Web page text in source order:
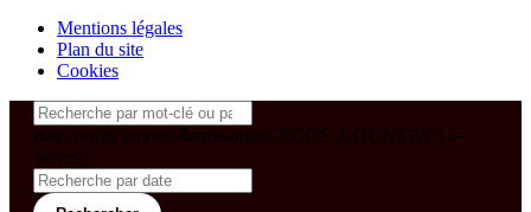
Mentions légales
Plan du site
Cookies
&& config('laravel-theme-inter.CEGOS_COUNTRY') !=
'neves')